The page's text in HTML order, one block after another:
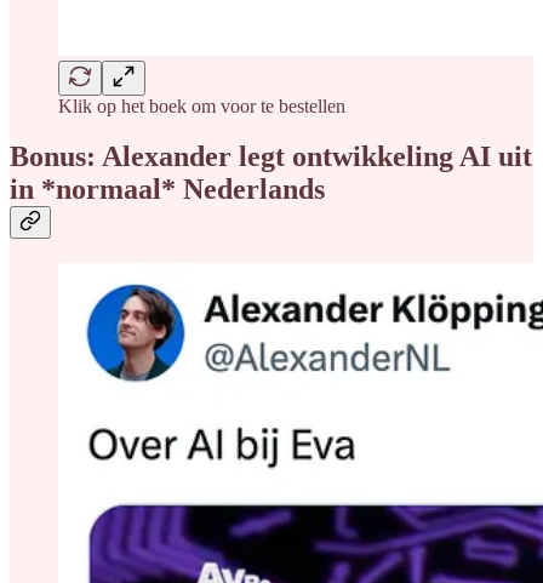
Klik op het boek om voor te bestellen
Bonus: Alexander legt ontwikkeling AI uit
in *normaal* Nederlands